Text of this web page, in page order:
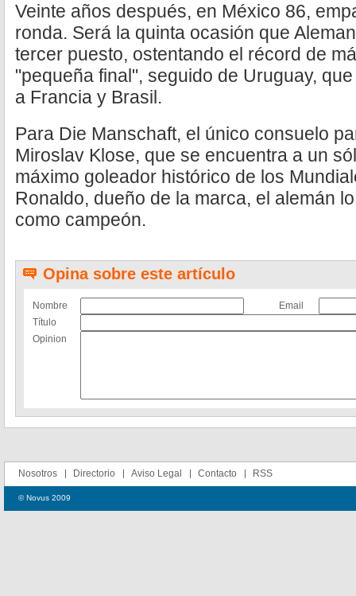
Veinte años después, en México 86,
ronda. Será la quinta ocasión que
tercer puesto, ostentando el récord de
"pequeña final", seguido de Uruguay,
a Francia y Brasil.
Para Die Manschaft, el único consuelo
Miroslav Klose, que se encuentra a un
máximo goleador histórico de los
Ronaldo, dueño de la marca, el alemán
como campeón.
Opina sobre este artículo
Nombre
Email
Título
Opinion
Nosotros Directorio Aviso Legal Contacto RSS
© Novus 2009